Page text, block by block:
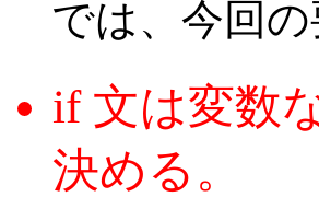
では、今回の
if 文は変数
決める。